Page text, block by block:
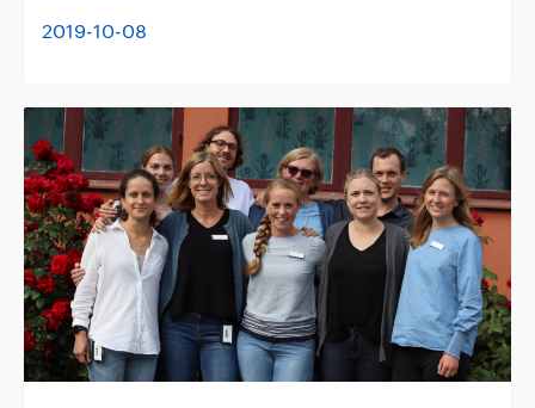
2019-10-08